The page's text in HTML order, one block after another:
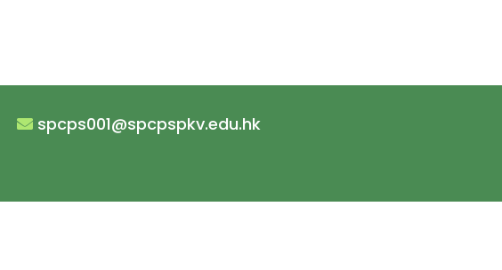
spcps001@spcpspkv.edu.hk